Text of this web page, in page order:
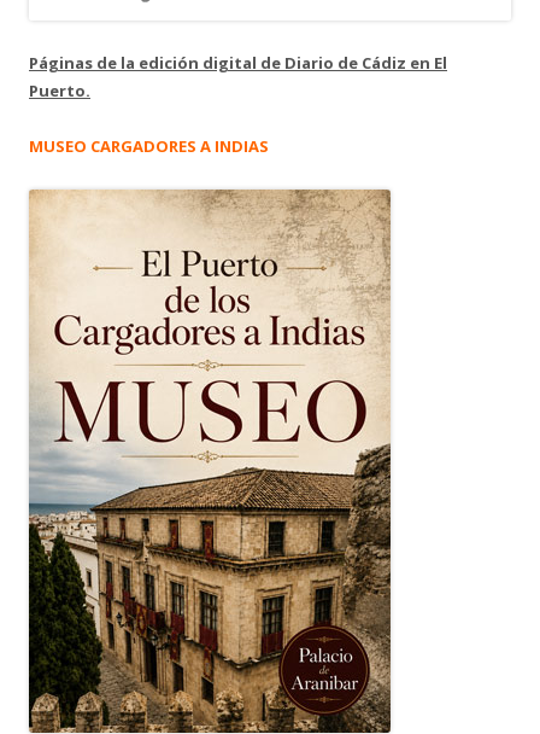
Páginas de la edición digital de Diario de Cádiz en El
Puerto.
MUSEO CARGADORES A INDIAS